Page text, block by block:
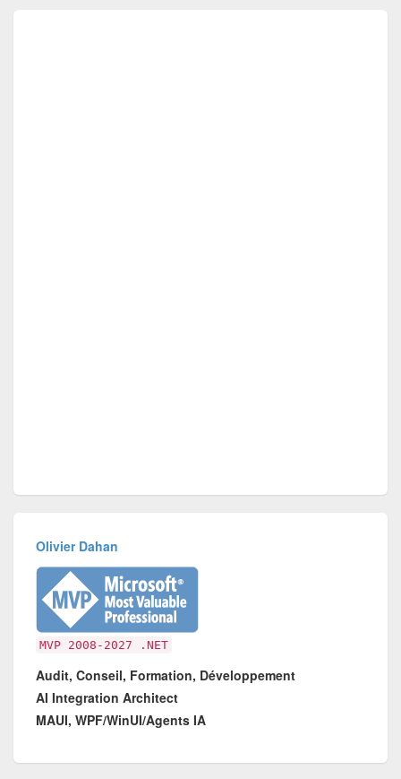
Olivier Dahan
MVP 2008-2027 .NET
Audit, Conseil, Formation, Développement
AI Integration Architect
MAUI, WPF/WinUI/Agents IA